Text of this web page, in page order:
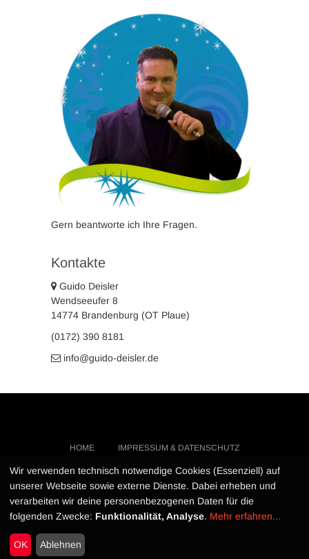
Gern beantworte ich Ihre Fragen.
Kontakte
Guido Deisler
Wendseeufer 8
14774 Brandenburg (OT Plaue)
(0172) 390 8181
info@guido-deisler.de
HOME
IMPRESSUM & DATENSCHUTZ
Guido Deisler | Design von:
Theme Freesia
Wir verwenden technisch notwendige Cookies (Essenziell) auf
unserer Webseite sowie externe Dienste. Dabei erheben und
verarbeiten wir deine personenbezogenen Daten für die
folgenden Zwecke: Funktionalität, Analyse. Mehr erfahren...
OK Ablehnen